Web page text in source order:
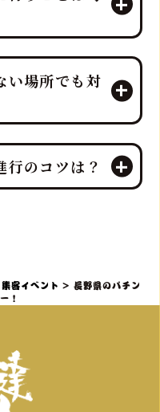
して楽しんでい
最高の贅沢を味
ント後の楽しみ
同時に行うこと
人宴会では、こ
み合わせが、イ
い場所でも対
ケータリング日
門実績No.1を誇
人は、電源や水
。
行のコツは？
参加型のエンタ
華させるプロの
で期待感を高
映え」で誰もが
で食す」最高の
ことがです。
集客イベント >長野県のパチン
！